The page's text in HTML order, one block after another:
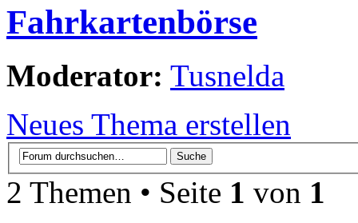
Fahrkartenbörse
Moderator: Tusnelda
Neues Thema erstellen
2 Themen • Seite 1 von 1